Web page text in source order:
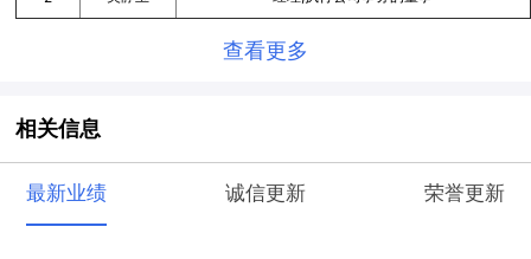
查看更多
相关信息
最新业绩 诚信更新 荣誉更新